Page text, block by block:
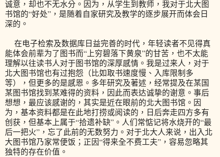
诚意，却也不无水分。因为，从学生到教师，我对于北大图
书馆的“好处”，是随着自家研究及教学的逐步展开而体会日
深的。
在电子检索及数据库日益完善的时代，年轻读者不见得真
能体会前辈为了图书而“上穷碧落下黄泉”的甘苦，也不太能
理解以往读书人对于图书馆的深厚感情。我是过来人，对于
北大图书馆也有过抱怨（比如取书速度慢、入库限制多
等），但更多的是感恩。多年研究及著述，经常提及在某国
某图书馆找到某难得的资料，因此而表达诚挚的谢意。事后
想想，最应该感谢的，其实是近在眼前的北大图书馆。因
为，基本资料都是在此地打捞或阅读的，日后奔走四方多有
创获，但基本上属于“拾遗补缺”。人们常惦记将水烧开的“最
后一把火”，忘了此前的无数努力。对于北大人来说，出入北
大图书馆乃家常便饭；正因“得来全不费工夫”，容易忽略其
独特的存在价值。